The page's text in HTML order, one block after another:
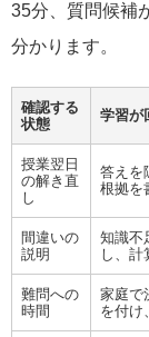
35分、質問候補
分かります。
確認する
状態
学習が
授業翌日
の解き直
し
答えを
根拠を
間違いの
説明
知識不
し、計
難問への
時間
家庭で
を付け